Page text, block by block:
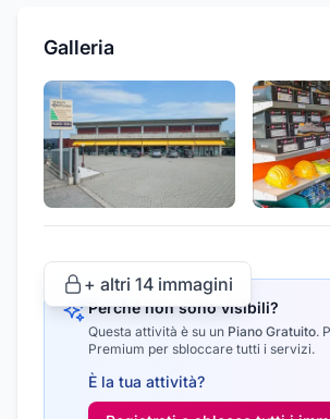
Galleria
+ altri 14 immagini
Perché non sono visibili?
Questa attività è su un Piano Gratuito.
Premium per sbloccare tutti i servizi.
È la tua attività?